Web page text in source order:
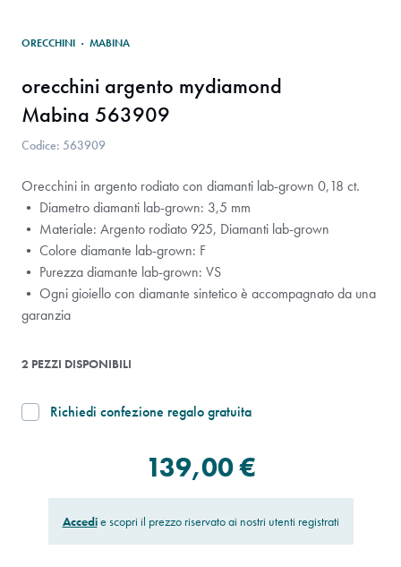
ORECCHINI · MABINA
orecchini argento mydiamond
Mabina 563909
Codice: 563909
Orecchini in argento rodiato con diamanti lab-grown 0,18 ct.
• Diametro diamanti lab-grown: 3,5 mm
• Materiale: Argento rodiato 925, Diamanti lab-grown
• Colore diamante lab-grown: F
• Purezza diamante lab-grown: VS
• Ogni gioiello con diamante sintetico è accompagnato da una
garanzia
2 PEZZI DISPONIBILI
Richiedi confezione regalo gratuita
139,00 €
Accedie scopri il prezzo riservato ai nostri utenti registrati